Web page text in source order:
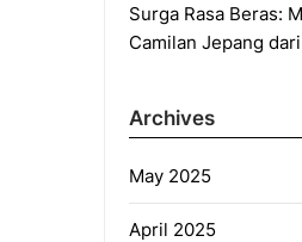
Surga Rasa Beras:
Camilan Jepang
Archives
May 2025
April 2025